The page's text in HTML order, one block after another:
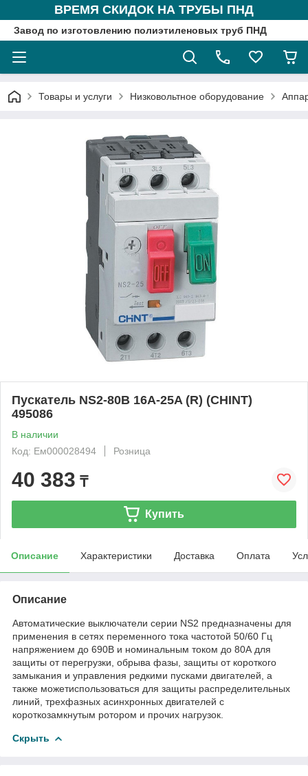
ВРЕМЯ СКИДОК НА ТРУБЫ ПНД
Завод по изготовлению полиэтиленовых труб ПНД
Товары и услуги Низковольтное оборудование
Пускатель NS2-80B 16A-25A (R) (CHINT)
495086
В наличии
Код: Ем000028494
Розница
40 383 ₸
Купить
Описание Характеристики Доставка Оплата
Описание
Автоматические выключатели серии NS2 предназначены для
применения в сетях переменного тока частотой 50/60 Гц
напряжением до 690В и номинальным током до 80А для
защиты от перегрузки, обрыва фазы, защиты от короткого
замыкания и управления редкими пусками двигателей, а
также можетиспользоваться для защиты распределительных
линий, трехфазных асинхронных двигателей с
короткозамкнутым ротором и прочих нагрузок.
Скрыть